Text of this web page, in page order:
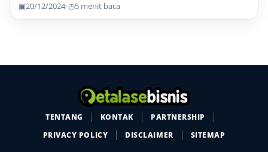
▣20/12/2024•◷5 menit baca
TENTANG KONTAK
PARTNERSHIP
PRIVACY POLICY
DISCLAIMER SITEMAP